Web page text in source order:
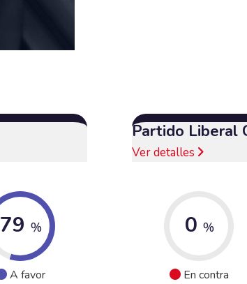
79 %
A favor
Partido Liberal
Ver detalles
0 %
En contra